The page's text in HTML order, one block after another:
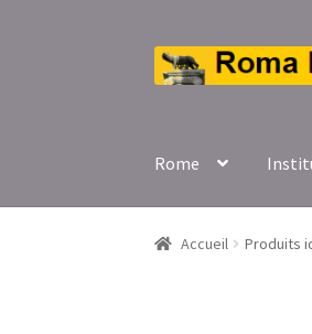
Aller
à
Aller
au
Rome
Accueil Produits